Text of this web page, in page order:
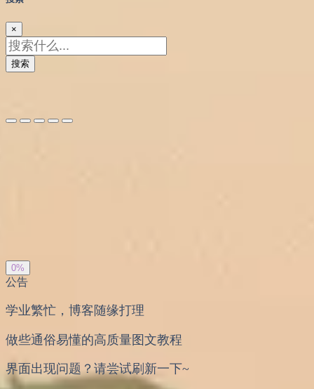
×
搜索
0%
公告
学业繁忙，博客随缘打理
做些通俗易懂的高质量图文教程
界面出现问题？请尝试刷新一下~